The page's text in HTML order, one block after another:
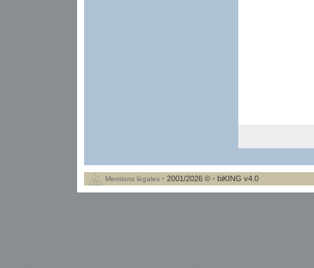
Mentions légales - 2001/2026 © - biKING v4.0